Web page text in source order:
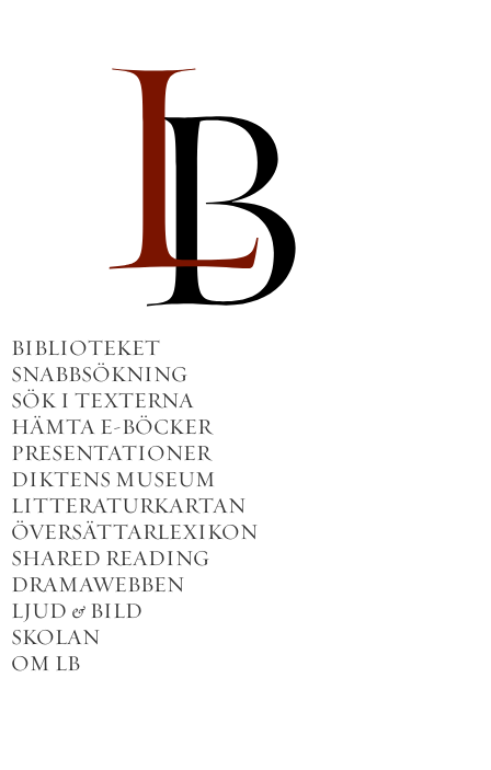
BIBLIOTEKET
SNABBSÖKNING
SÖK I TEXTERNA
HÄMTA E-BÖCKER
PRESENTATIONER
DIKTENS MUSEUM
LITTERATURKARTAN
ÖVERSÄTTARLEXIKON
SHARED READING
DRAMAWEBBEN
LJUD & BILD
SKOLAN
OM LB